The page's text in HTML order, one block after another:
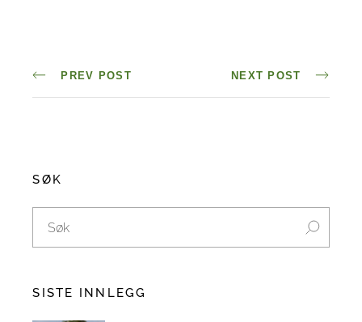
PREV POST NEXT POST
SØK
SISTE INNLEGG